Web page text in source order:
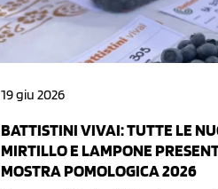
19 giu 2026
BATTISTINI VIVAI: TUTTE LE
MIRTILLO E LAMPONE
MOSTRA POMOLOGICA 2026